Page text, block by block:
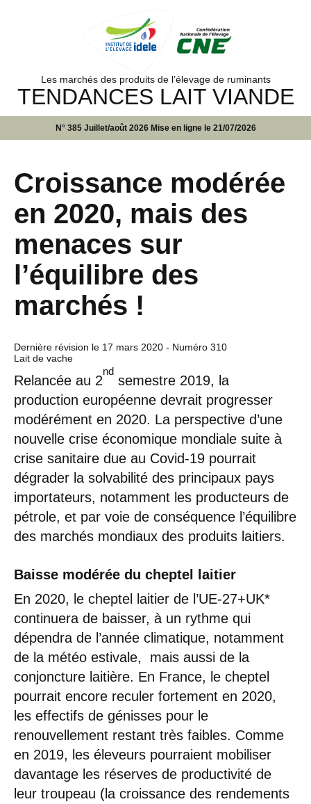
Les marchés des produits de l’élevage de ruminants
TENDANCES LAIT VIANDE
N° 385 Juillet/août 2026 Mise en ligne le 21/07/2026
Croissance modérée
en 2020, mais des
menaces sur
l’équilibre des
marchés !
Dernière révision le 17 mars 2020 - Numéro 310
Lait de vache
Relancée au 2
nd
semestre 2019, la
production européenne devrait progresser
modérément en 2020. La perspective d’une
nouvelle crise économique mondiale suite à
crise sanitaire due au Covid-19 pourrait
dégrader la solvabilité des principaux pays
importateurs, notamment les producteurs de
pétrole, et par voie de conséquence l’équilibre
des marchés mondiaux des produits laitiers.
Baisse modérée du cheptel laitier
En 2020, le cheptel laitier de l’UE-27+UK*
continuera de baisser, à un rythme qui
dépendra de l’année climatique, notamment
de la météo estivale, mais aussi de la
conjoncture laitière. En France, le cheptel
pourrait encore reculer fortement en 2020,
les effectifs de génisses pour le
renouvellement restant très faibles. Comme
en 2019, les éleveurs pourraient mobiliser
davantage les réserves de productivité de
leur troupeau (la croissance des rendements